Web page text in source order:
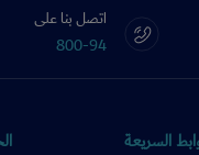
اتصل بنا على
800-94
السريعة